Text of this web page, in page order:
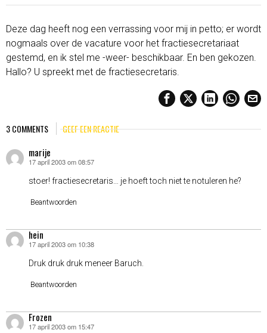
Deze dag heeft nog een verrassing voor mij in petto; er wordt
nogmaals over de vacature voor het fractiesecretariaat
gestemd, en ik stel me -weer- beschikbaar. En ben gekozen.
Hallo? U spreekt met de fractiesecretaris.
3 COMMENTS GEEF EEN REACTIE
marije
schreef:
17 april 2003 om 08:57
stoer! fractiesecretaris… je hoeft toch niet te notuleren he?
Beantwoorden
hein
schreef:
17 april 2003 om 10:38
Druk druk druk meneer Baruch.
Beantwoorden
Frozen
schreef:
17 april 2003 om 15:47